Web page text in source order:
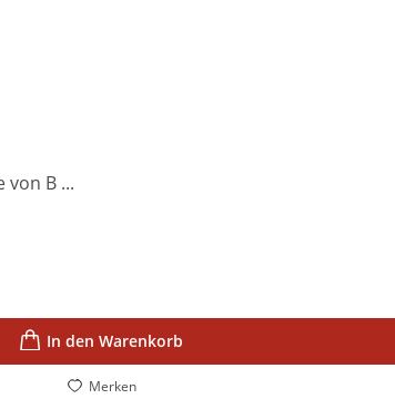
von B ...
In den Warenkorb
Merken